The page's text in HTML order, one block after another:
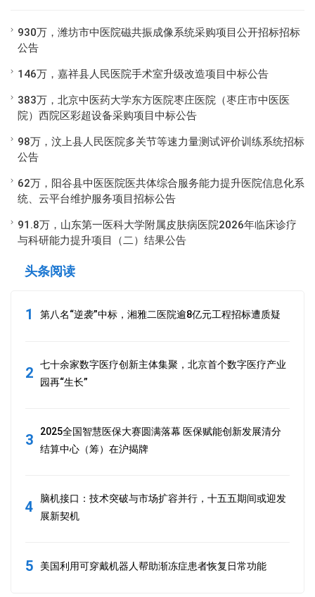
930万，潍坊市中医院磁共振成像系统采购项目公开招标招标
公告
146万，嘉祥县人民医院手术室升级改造项目中标公告
383万，北京中医药大学东方医院枣庄医院（枣庄市中医医
院）西院区彩超设备采购项目中标公告
98万，汶上县人民医院多关节等速力量测试评价训练系统招标
公告
62万，阳谷县中医医院医共体综合服务能力提升医院信息化系
统、云平台维护服务项目招标公告
91.8万，山东第一医科大学附属皮肤病医院2026年临床诊疗
与科研能力提升项目（二）结果公告
头条阅读
1 第八名“逆袭”中标，湘雅二医院逾8亿元工程招标遭质疑
2
七十余家数字医疗创新主体集聚，北京首个数字医疗产业
园再“生长”
3
2025全国智慧医保大赛圆满落幕 医保赋能创新发展清分
结算中心（筹）在沪揭牌
4
脑机接口：技术突破与市场扩容并行，十五五期间或迎发
展新契机
5 美国利用可穿戴机器人帮助渐冻症患者恢复日常功能